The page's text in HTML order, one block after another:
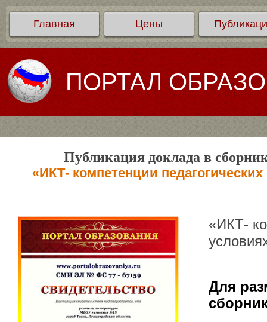
Главная Цены
ПОРТАЛ
Публикация доклада в
«ИКТ- компетенции
«ИКТ-
Для